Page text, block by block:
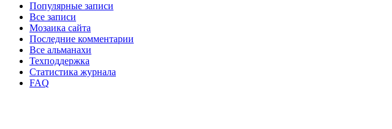
Популярные записи
Все записи
Мозаика сайта
Последние комментарии
Все альманахи
Техподдержка
Статистика журнала
FAQ